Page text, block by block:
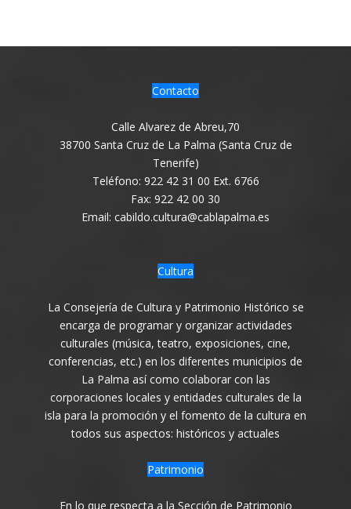
Contacto
Calle Alvarez de Abreu,70
38700 Santa Cruz de La Palma (Santa Cruz de
Tenerife)
Teléfono: 922 42 31 00 Ext. 6766
Fax: 922 42 00 30
Email: cabildo.cultura@cablapalma.es
Cultura
La Consejería de Cultura y Patrimonio Histórico se
encarga de programar y organizar actividades
culturales (música, teatro, exposiciones, cine,
conferencias, etc.) en los diferentes municipios de
La Palma así como colaborar con las
corporaciones locales y entidades culturales de la
isla para la promoción y el fomento de la cultura en
todos sus aspectos: históricos y actuales
Patrimonio
En lo que respecta a la Sección de Patrimonio